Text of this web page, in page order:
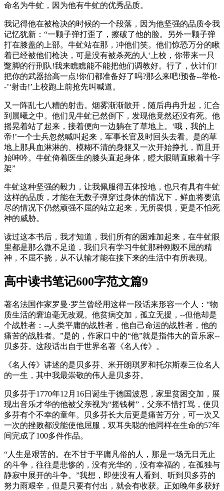
命名为牛虻，因为他有牛虻的优秀品质。
我记得他在被枪决的时候的一个段落，因为他坚强的品质令我
记忆犹新：“一颗子弹打歪了，擦破了他的脸。另外一颗子弹
打在膝盖的上部。牛虻站在那，冲他们笑。他们惊恐万分的瞅
着已经被他们枪决，可是没有被杀死的人‘上校，你带来一只
蹩脚的行刑队!我来瞧瞧能不能把他们调教好。行了，伙计们!
把你的武器抬高一点!你们都准备好了吗?那么来吧!预备--举枪-
-’‘射击!’上校跑上前抢先叫喊道。
又一阵乱七八糟的射击。烟雾渐渐散开，随后冉冉升起，汇合
到晨曦之中。他们见牛虻已然倒下，发现他竟然还没有死。他
摇晃着站了起来，接着便向一边躺在了草地上。‘哦，我的上
帝!’一个士兵忽然喊叫起来，军事长官及时回头去看。是的草
地上那具血淋淋的、模糊不清的身躯又一次开始挣扎，而且开
始呻吟。牛虻倚着医生的膝头直起身体，瞪大眼睛直瞅着十字
架”
牛虻这种坚强的毅力，让我佩服得五体投地，也只有具有牛虻
这样的品质，才能在无数子弹穿过身体的情况下，鲜血将要流
尽的情况下仍然顽强不屈的站立起来，无所畏惧，更是不怕死
神的威胁。
读过这本书后，我才知道，我们所有的困难加起来，在牛虻眼
里都是那么微不足道，我们只有学习牛虻那种刚毅不屈的精
神，不屈不挠，从不认输才能在接下来的生活中有所表现。
高中读书笔记600字范文篇9
著名法国作家罗曼·罗兰曾经用这样一段话来形容一个人：“物
质生活的窘迫毫无改观。他贫病交加，孤立无援，--但他却是
个战胜者：--人类平庸的战胜者，他自己命运的战胜者，他的
痛苦的战胜者。”是的，作家口中的“他”就是指伟大的音乐家--
贝多芬。这段话出自于世界名著《名人传》。
《名人传》讲述的是贝多芬、米开朗琪罗和托尔斯泰三位名人
的一生，其中我最崇敬的伟人是贝多芬。
贝多芬于1770年12月16日诞生于德国波恩，家里贫困交加，展
现出音乐才华的他被父亲视为“摇钱树”，父亲不惜打骂，使贝
多芬有个不幸的童年。贝多芬长大后更是痛苦万分，可一次又
一次的挫败都没能使他屈服，双耳失聪的他同样在生命的57年
间完成了100多件作品。
“人生是艰苦的。在不甘于平庸凡俗的人，那是一场无日无止
的斗争，往往是悲惨的，没有光华的，没有幸福的，在孤独与
静寂中展开的斗争。”我想，即使没有人看到、听到贝多芬的
努力雨艰辛，但是只要有付出，就会有收获。正如晚年多获好